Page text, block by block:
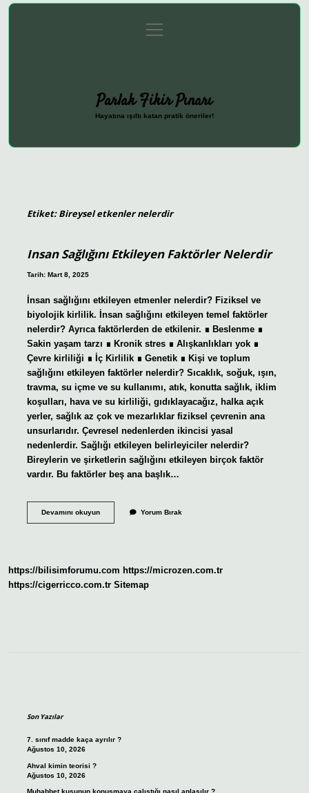
Gizlilik Politikası
menüyü
aç
Parlak Fikir Pınarı
Hayatına ışıltı katan pratik öneriler!
Etiket:Bireysel etkenler nelerdir
Insan Sağlığını Etkileyen Faktörler Nelerdir
Tarih: Mart 8, 2025
İnsan sağlığını etkileyen etmenler nelerdir? Fiziksel ve
biyolojik kirlilik. İnsan sağlığını etkileyen temel faktörler
nelerdir? Ayrıca faktörlerden de etkilenir. ∎ Beslenme ∎
Sakin yaşam tarzı ∎ Kronik stres ∎ Alışkanlıkları yok ∎
Çevre kirliliği ∎ İç Kirlilik ∎ Genetik ∎ Kişi ve toplum
sağlığını etkileyen faktörler nelerdir? Sıcaklık, soğuk, ışın,
travma, su içme ve su kullanımı, atık, konutta sağlık, iklim
koşulları, hava ve su kirliliği, gıdıklayacağız, halka açık
yerler, sağlık az çok ve mezarlıklar fiziksel çevrenin ana
unsurlarıdır. Çevresel nedenlerden ikincisi yasal
nedenlerdir. Sağlığı etkileyen belirleyiciler nelerdir?
Bireylerin ve şirketlerin sağlığını etkileyen birçok faktör
vardır. Bu faktörler beş ana başlık…
Devamını okuyunInsan
Yorum Bırak
https://bilisimforumu.com https://microzen.com.tr
https://cigerricco.com.tr Sitemap
Son Yazılar
7. sınıf madde kaça ayrılır ?
Ağustos 10, 2026
Ahval kimin teorisi ?
Ağustos 10, 2026